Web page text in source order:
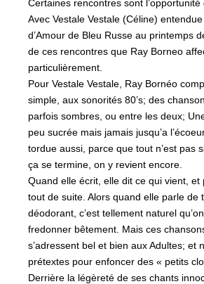
Certaines rencontres sont l’opportunité
Avec Vestale Vestale (Céline)
d’Amour de Bleu Russe au printemps
de ces rencontres que Ray Borneo
particulièrement.
Pour Vestale Vestale, Ray Bornéo
simple, aux sonorités 80’s; des
parfois sombres, ou entre les deux;
peu sucrée mais jamais jusqu’a
tordue aussi, parce que tout n’est pas
ça se termine, on y revient encore.
Quand elle écrit, elle dit ce qui vient, et
tout de suite. Alors quand elle parle de
déodorant, c’est tellement naturel
fredonner bêtement. Mais ces
s’adressent bel et bien aux Adultes; et
prétextes pour enfoncer des « petits
Derrière la légèreté de ses chants